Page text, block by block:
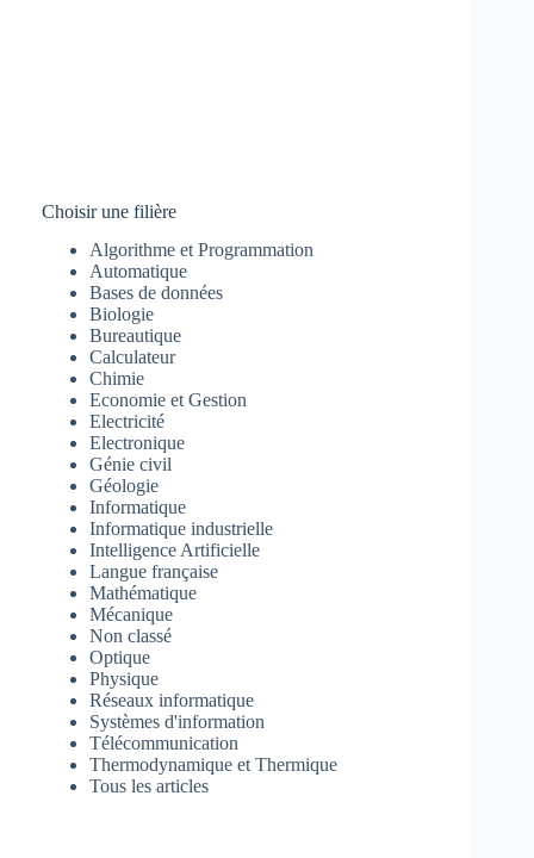
Choisir une filière
Algorithme et Programmation
Automatique
Bases de données
Biologie
Bureautique
Calculateur
Chimie
Economie et Gestion
Electricité
Electronique
Génie civil
Géologie
Informatique
Informatique industrielle
Intelligence Artificielle
Langue française
Mathématique
Mécanique
Non classé
Optique
Physique
Réseaux informatique
Systèmes d'information
Télécommunication
Thermodynamique et Thermique
Tous les articles